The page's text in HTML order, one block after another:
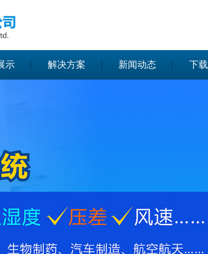
览体验，推荐下载安装谷歌浏览器！
示 解决方案 新闻动态 下